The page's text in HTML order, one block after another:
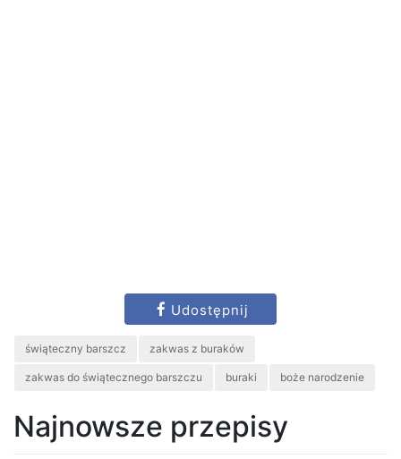
Udostępnij
świąteczny barszcz zakwas z buraków
zakwas do świątecznego barszczu buraki boże narodzenie
Najnowsze przepisy